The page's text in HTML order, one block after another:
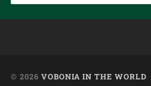
© 2026 VOBONIA IN THE WORLD